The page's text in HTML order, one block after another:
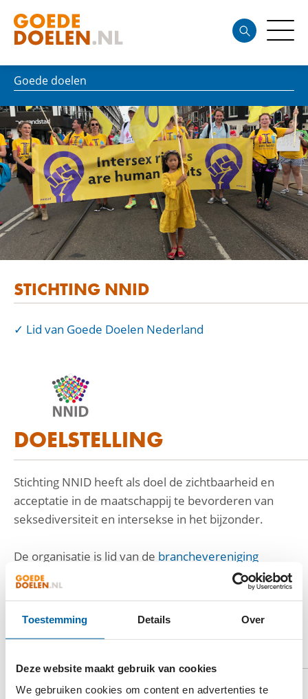
Toestemming Details Over
Deze website maakt gebruik van cookies
We gebruiken cookies om content en advertenties te
Goede doelen
STICHTING NNID
Lid van Goede Doelen Nederland
DOELSTELLING
Stichting NNID heeft als doel de zichtbaarheid en
acceptatie in de maatschappij te bevorderen van
seksediversiteit en intersekse in het bijzonder.
De organisatie is lid van de branchevereniging
Goede Doelen Nederland
en heeft de intentie om
binnen een jaar het
aan te vragen.
ACTIVITEITEN
Twee-derde van de Nederlanders weet niet wat